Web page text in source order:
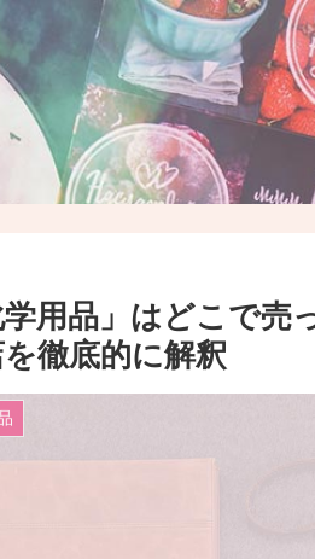
学用品」はどこで
徹底的に解釈